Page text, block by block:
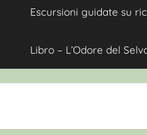
Escursioni guidate su
Libro – L’Odore del